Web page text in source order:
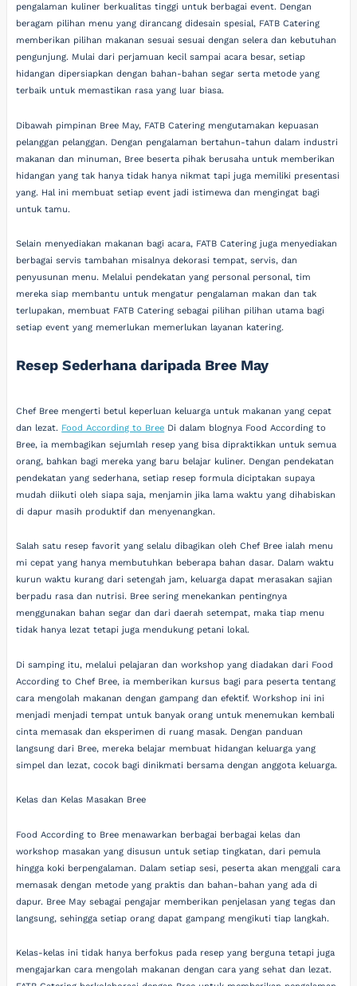
pengalaman kuliner berkualitas tinggi untuk berbagai event. Dengan
beragam pilihan menu yang dirancang didesain spesial, FATB Catering
memberikan pilihan makanan sesuai sesuai dengan selera dan kebutuhan
pengunjung. Mulai dari perjamuan kecil sampai acara besar, setiap
hidangan dipersiapkan dengan bahan-bahan segar serta metode yang
terbaik untuk memastikan rasa yang luar biasa.
Dibawah pimpinan Bree May, FATB Catering mengutamakan kepuasan
pelanggan pelanggan. Dengan pengalaman bertahun-tahun dalam industri
makanan dan minuman, Bree beserta pihak berusaha untuk memberikan
hidangan yang tak hanya tidak hanya nikmat tapi juga memiliki presentasi
yang. Hal ini membuat setiap event jadi istimewa dan mengingat bagi
untuk tamu.
Selain menyediakan makanan bagi acara, FATB Catering juga menyediakan
berbagai servis tambahan misalnya dekorasi tempat, servis, dan
penyusunan menu. Melalui pendekatan yang personal personal, tim
mereka siap membantu untuk mengatur pengalaman makan dan tak
terlupakan, membuat FATB Catering sebagai pilihan pilihan utama bagi
setiap event yang memerlukan memerlukan layanan katering.
Resep Sederhana daripada Bree May
Chef Bree mengerti betul keperluan keluarga untuk makanan yang cepat
dan lezat. Food According to Bree Di dalam blognya Food According to
Bree, ia membagikan sejumlah resep yang bisa dipraktikkan untuk semua
orang, bahkan bagi mereka yang baru belajar kuliner. Dengan pendekatan
pendekatan yang sederhana, setiap resep formula diciptakan supaya
mudah diikuti oleh siapa saja, menjamin jika lama waktu yang dihabiskan
di dapur masih produktif dan menyenangkan.
Salah satu resep favorit yang selalu dibagikan oleh Chef Bree ialah menu
mi cepat yang hanya membutuhkan beberapa bahan dasar. Dalam waktu
kurun waktu kurang dari setengah jam, keluarga dapat merasakan sajian
berpadu rasa dan nutrisi. Bree sering menekankan pentingnya
menggunakan bahan segar dan dari daerah setempat, maka tiap menu
tidak hanya lezat tetapi juga mendukung petani lokal.
Di samping itu, melalui pelajaran dan workshop yang diadakan dari Food
According to Chef Bree, ia memberikan kursus bagi para peserta tentang
cara mengolah makanan dengan gampang dan efektif. Workshop ini ini
menjadi menjadi tempat untuk banyak orang untuk menemukan kembali
cinta memasak dan eksperimen di ruang masak. Dengan panduan
langsung dari Bree, mereka belajar membuat hidangan keluarga yang
simpel dan lezat, cocok bagi dinikmati bersama dengan anggota keluarga.
Kelas dan Kelas Masakan Bree
Food According to Bree menawarkan berbagai berbagai kelas dan
workshop masakan yang disusun untuk setiap tingkatan, dari pemula
hingga koki berpengalaman. Dalam setiap sesi, peserta akan menggali cara
memasak dengan metode yang praktis dan bahan-bahan yang ada di
dapur. Bree May sebagai pengajar memberikan penjelasan yang tegas dan
langsung, sehingga setiap orang dapat gampang mengikuti tiap langkah.
Kelas-kelas ini tidak hanya berfokus pada resep yang berguna tetapi juga
mengajarkan cara mengolah makanan dengan cara yang sehat dan lezat.